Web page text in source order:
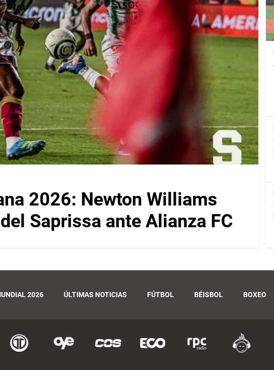
2026: Newton Williams
Saprissa ante Alianza FC
2026 ÚLTIMAS NOTICIAS FÚTBOL BÉISBOL BOXEO